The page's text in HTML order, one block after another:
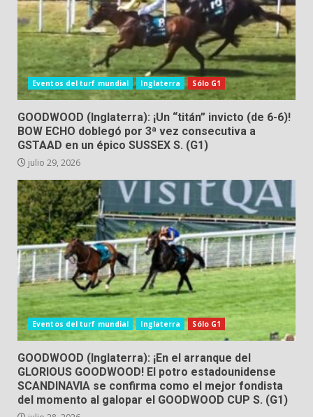
Eventos del turf mundial Inglaterra Sólo G1
GOODWOOD (Inglaterra): ¡Un “titán” invicto (de 6-6)!
BOW ECHO doblegó por 3ª vez consecutiva a
GSTAAD en un épico SUSSEX S. (G1)
julio 29, 2026
Eventos del turf mundial Inglaterra Sólo G1
GOODWOOD (Inglaterra): ¡En el arranque del
GLORIOUS GOODWOOD! El potro estadounidense
SCANDINAVIA se confirma como el mejor fondista
del momento al galopar el GOODWOOD CUP S. (G1)